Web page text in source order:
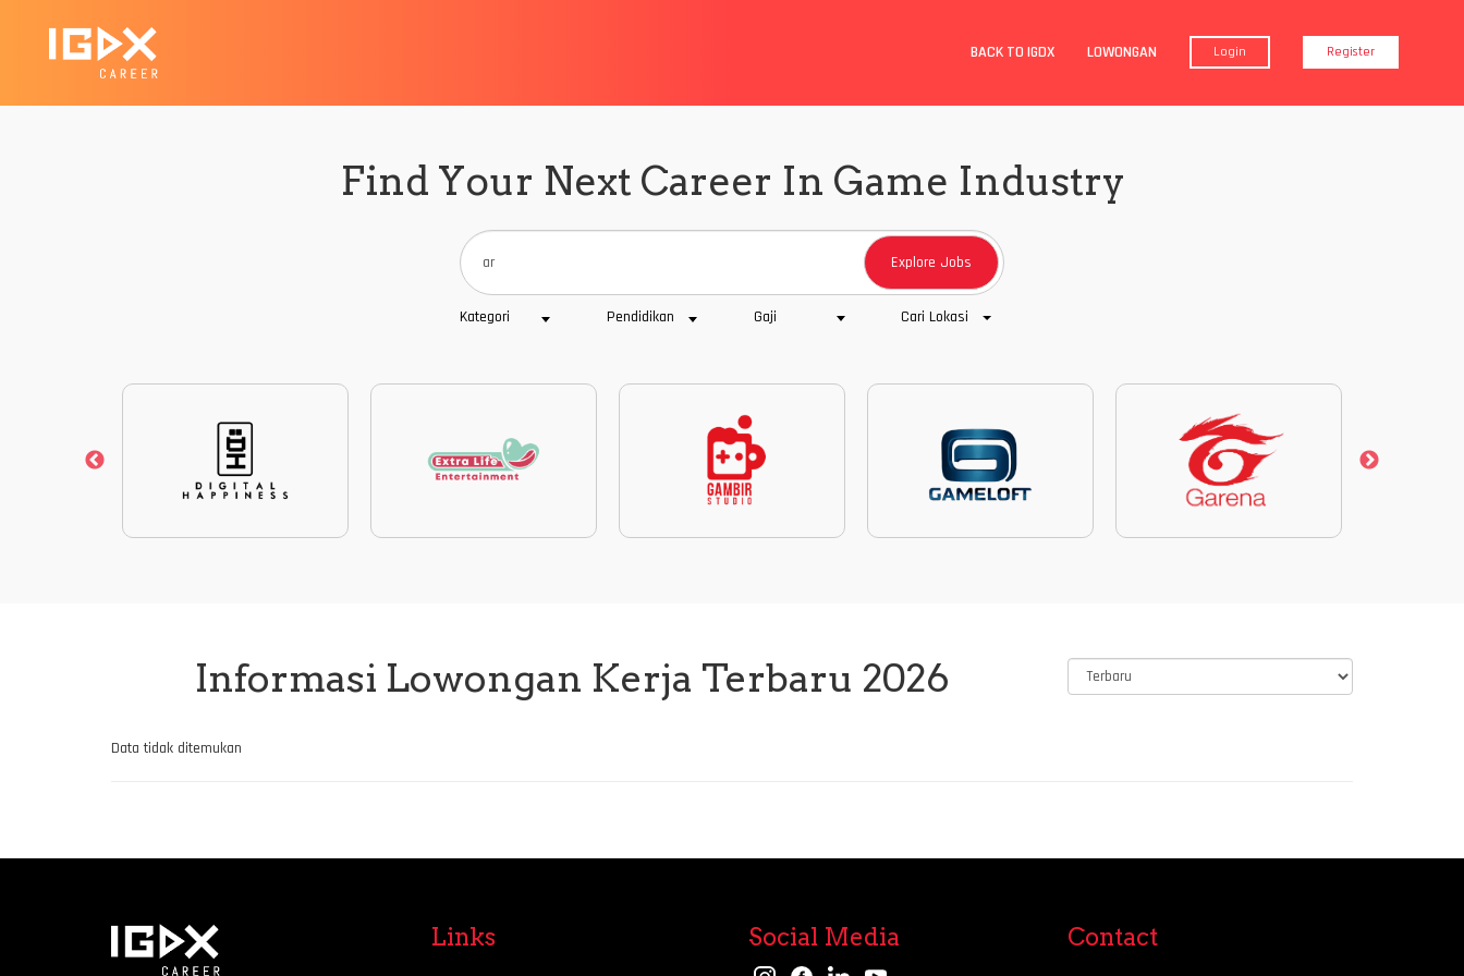
BACK TO IGDX LOWONGAN Login Register
Find Your Next Career In Game Industry
Explore Jobs
Kategori Pendidikan Gaji Cari Lokasi
Informasi Lowongan Kerja Terbaru 2026
Data tidak ditemukan
Links Social Media Contact